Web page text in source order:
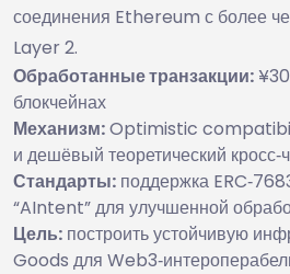
соединения Ethereum с более
Layer 2.
Обработанные транзакции:
блокчейнах
Механизм:Optimistic
и дешёвый теоретический
Стандарты: поддержка
“AIntent” для улучшенной
Цель: построить устойчивую
Goods для